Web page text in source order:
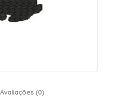
Avaliações (0)